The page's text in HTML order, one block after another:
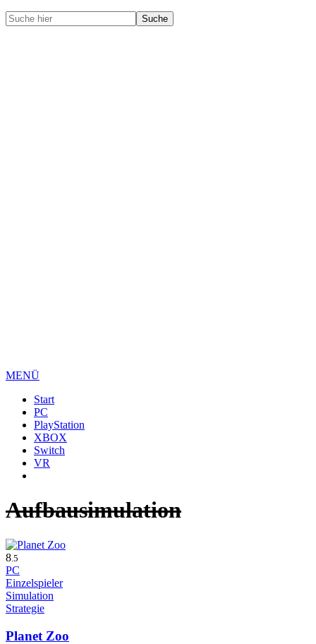
MENÜ
Start
PC
PlayStation
XBOX
Switch
VR
Aufbausimulation
8 .5
PC
Einzelspieler
Simulation
Strategie
Planet Zoo